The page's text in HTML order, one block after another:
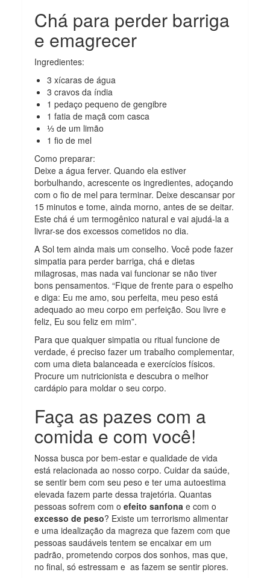
Chá para perder barriga
e emagrecer
Ingredientes:
3 xícaras de água
3 cravos da índia
1 pedaço pequeno de gengibre
1 fatia de maçã com casca
⅓ de um limão
1 fio de mel
Como preparar:
Deixe a água ferver. Quando ela estiver
borbulhando, acrescente os ingredientes, adoçando
com o fio de mel para terminar. Deixe descansar por
15 minutos e tome, ainda morno, antes de se deitar.
Este chá é um termogênico natural e vai ajudá-la a
livrar-se dos excessos cometidos no dia.
A Sol tem ainda mais um conselho. Você pode fazer
simpatia para perder barriga, chá e dietas
milagrosas, mas nada vai funcionar se não tiver
bons pensamentos. “Fique de frente para o espelho
e diga: Eu me amo, sou perfeita, meu peso está
adequado ao meu corpo em perfeição. Sou livre e
feliz, Eu sou feliz em mim”.
Para que qualquer simpatia ou ritual funcione de
verdade, é preciso fazer um trabalho complementar,
com uma dieta balanceada e exercícios físicos.
Procure um nutricionista e descubra o melhor
cardápio para moldar o seu corpo.
Faça as pazes com a
comida e com você!
Nossa busca por bem-estar e qualidade de vida
está relacionada ao nosso corpo. Cuidar da saúde,
se sentir bem com seu peso e ter uma autoestima
elevada fazem parte dessa trajetória. Quantas
pessoas sofrem com o efeito sanfona e com o
excesso de peso? Existe um terrorismo alimentar
e uma idealização da magreza que fazem com que
pessoas saudáveis tentem se encaixar em um
padrão, prometendo corpos dos sonhos, mas que,
no final, só estressam e as fazem se sentir piores.